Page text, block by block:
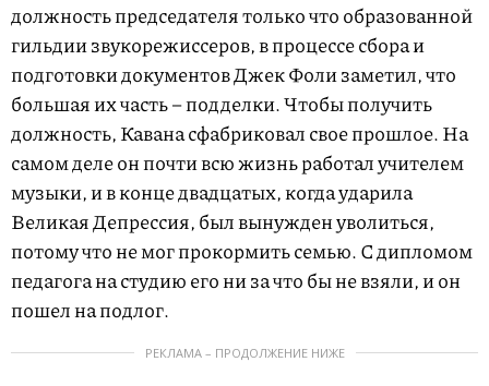
должность председателя только что образованной
гильдии звукорежиссеров, в процессе сбора и
подготовки документов Джек Фоли заметил, что
большая их часть – подделки. Чтобы получить
должность, Кавана сфабриковал свое прошлое. На
самом деле он почти всю жизнь работал учителем
музыки, и в конце двадцатых, когда ударила
Великая Депрессия, был вынужден уволиться,
потому что не мог прокормить семью. С дипломом
педагога на студию его ни за что бы не взяли, и он
пошел на подлог.
РЕКЛАМА – ПРОДОЛЖЕНИЕ НИЖЕ